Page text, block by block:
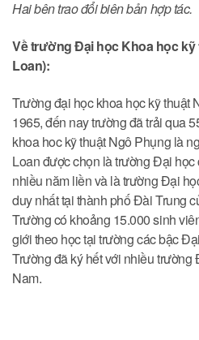
Hai bên trao đổi biên bản hợp tác.
Về trường Đại học Khoa học
Loan):
Trường đại học khoa học kỹ thuật
1965, đến nay trường đã trải qua
khoa hoc kỹ thuật Ngô Phụng là
Loan được chọn là trường Đại
nhiều năm liền và là trường Đại
duy nhất tại thành phố Đài Trung
Trường có khoảng 15.000 sinh
giới theo học tại trường các bậc
Trường đã ký hết với nhiều
Nam.